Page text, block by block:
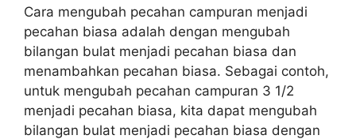
Cara mengubah pecahan campuran menjadi
pecahan biasa adalah dengan mengubah
bilangan bulat menjadi pecahan biasa dan
menambahkan pecahan biasa. Sebagai contoh,
untuk mengubah pecahan campuran 3 1/2
menjadi pecahan biasa, kita dapat mengubah
bilangan bulat menjadi pecahan biasa dengan